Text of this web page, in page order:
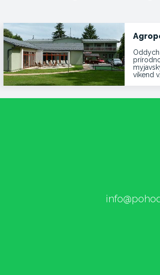
víkend v…